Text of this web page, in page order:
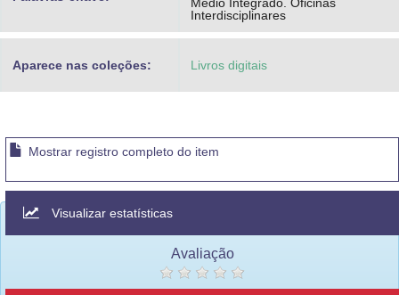
Médio Integrado. Oficinas
Interdisciplinares
Aparece nas coleções: Livros digitais
Mostrar registro completo do item
Visualizar estatísticas
Avaliação